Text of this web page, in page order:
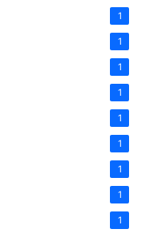
1
1
1
1
1
1
1
1
1